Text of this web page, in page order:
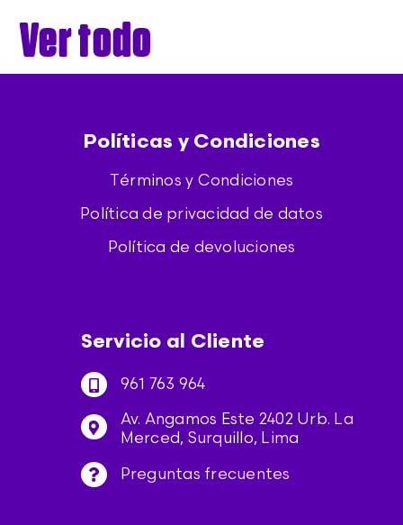
Ver todo
Políticas y Condiciones
Términos y Condiciones
Política de privacidad de datos
Política de devoluciones
Servicio al Cliente
961 763 964
Av. Angamos Este 2402 Urb. La
Merced, Surquillo, Lima
Preguntas frecuentes